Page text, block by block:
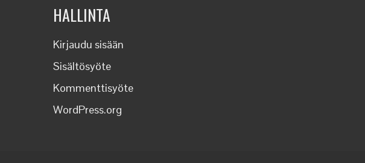
HALLINTA
Kirjaudu sisään
Sisältösyöte
Kommenttisyöte
WordPress.org